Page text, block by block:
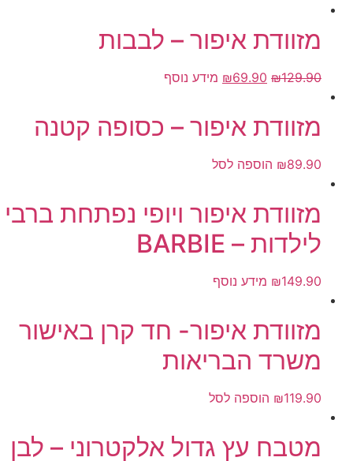
מזוודת איפור – לבבות
₪129.90
₪69.90 מידע נוסף
מזוודת איפור – כסופה קטנה
₪89.90 הוספה לסל
מזוודת איפור ויופי נפתחת ברבי
לילדות – BARBIE
₪149.90 מידע נוסף
מזוודת איפור- חד קרן באישור
משרד הבריאות
₪119.90 הוספה לסל
מטבח עץ גדול אלקטרוני – לבן